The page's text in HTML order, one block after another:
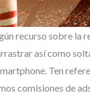
recurso sobre la
así­ como
Ten
comisiones de